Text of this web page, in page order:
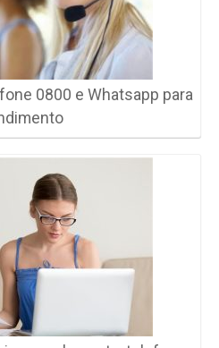
0800 e Whatsapp para